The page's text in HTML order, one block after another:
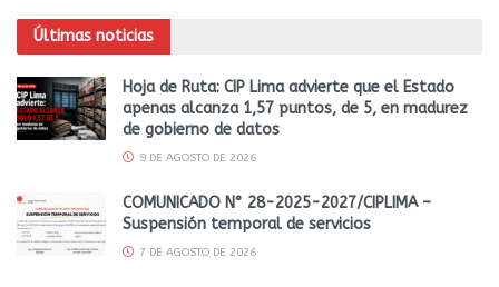
Últimas noticias
Hoja de Ruta: CIP Lima advierte que el Estado
apenas alcanza 1,57 puntos, de 5, en madurez
de gobierno de datos
9 DE AGOSTO DE 2026
COMUNICADO N° 28-2025-2027/CIPLIMA –
Suspensión temporal de servicios
7 DE AGOSTO DE 2026